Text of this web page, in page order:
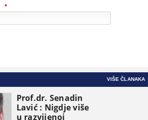
*
VIŠE ČLANAKA
Prof.dr. Senadin
Lavić : Nigdje više
u razvijenoj